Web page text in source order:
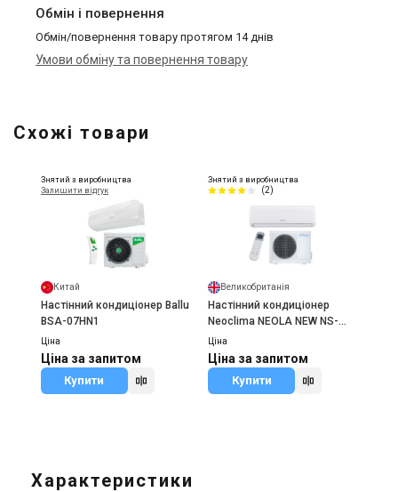
Обмін і повернення
Обмін/повернення товару протягом 14 днів
Умови обміну та повернення товару
Схожі товари
Знятий з виробництва
Залишити відгук
Китай
Настінний кондиціонер Ballu
BSA-07HN1
Ціна
Ціна за запитом
Купити
Знятий з виробництва
(2)
Великобританія
Настінний кондиціонер
Neoclima NEOLA NEW NS-
07AHB/NU-07AHB
Ціна
Ціна за запитом
Купити
Характеристики